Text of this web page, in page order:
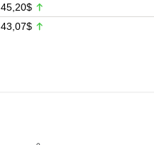
45,20$
43,07$